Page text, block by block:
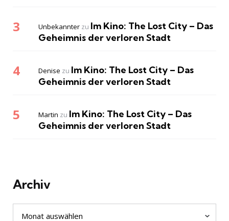
Unbekannter zu Im Kino: The Lost City – Das
Geheimnis der verloren Stadt
Denise zu Im Kino: The Lost City – Das
Geheimnis der verloren Stadt
Martin zu Im Kino: The Lost City – Das
Geheimnis der verloren Stadt
Archiv
Archiv